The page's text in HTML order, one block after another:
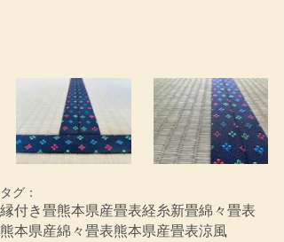
タグ：
縁付き畳熊本県産畳表経糸新畳綿々畳表
熊本県産綿々畳表熊本県産畳表涼風